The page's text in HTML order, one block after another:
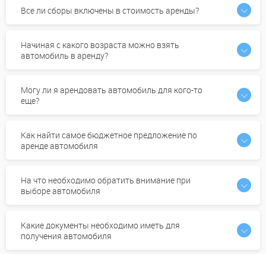
Все ли сборы включены в стоимость аренды?
Начиная с какого возраста можно взять
автомобиль в аренду?
Могу ли я арендовать автомобиль для кого-то
еще?
Как найти самое бюджетное предложение по
аренде автомобиля
На что необходимо обратить внимание при
выборе автомобиля
Какие документы необходимо иметь для
получения автомобиля